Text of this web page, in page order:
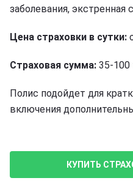
заболевания, экстренная
Цена страховки в сутки:
Страховая сумма: 35-100
Полис подойдет для
включения
КУПИТЬ